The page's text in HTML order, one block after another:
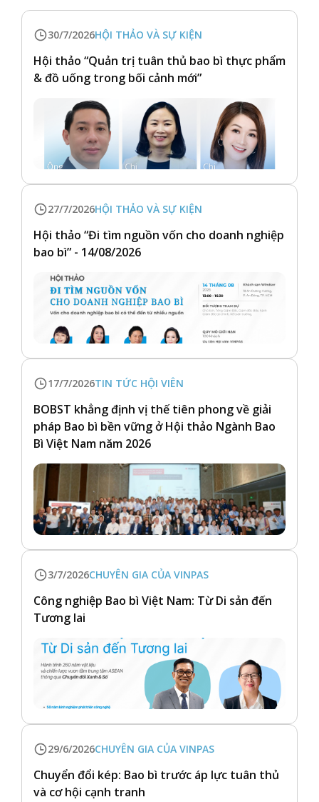
30/7/2026HỘI THẢO VÀ SỰ KIỆN
Hội thảo “Quản trị tuân thủ bao bì thực phẩm
& đồ uống trong bối cảnh mới”
27/7/2026HỘI THẢO VÀ SỰ KIỆN
Hội thảo “Đi tìm nguồn vốn cho doanh nghiệp
bao bì” - 14/08/2026
17/7/2026TIN TỨC HỘI VIÊN
BOBST khẳng định vị thế tiên phong về giải
pháp Bao bì bền vững ở Hội thảo Ngành Bao
Bì Việt Nam năm 2026
3/7/2026CHUYÊN GIA CỦA VINPAS
Công nghiệp Bao bì Việt Nam: Từ Di sản đến
Tương lai
29/6/2026CHUYÊN GIA CỦA VINPAS
Chuyển đổi kép: Bao bì trước áp lực tuân thủ
và cơ hội cạnh tranh